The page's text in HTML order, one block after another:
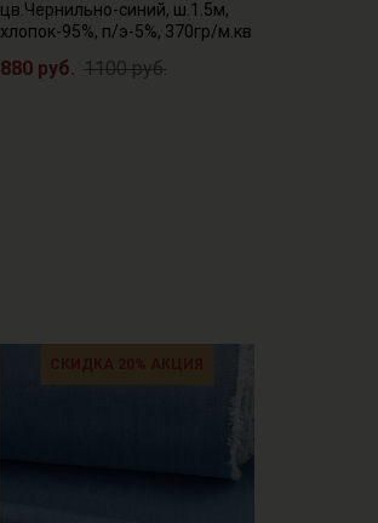
цв.Чернильно-синий, ш.1.5м,
хлопок-95%, п/э-5%, 370гр/м.кв
880 руб. 1100 руб.